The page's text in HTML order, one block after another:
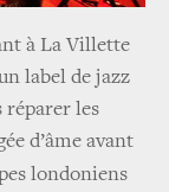
à La Villette
label de jazz
réparer les
d’âme avant
londoniens